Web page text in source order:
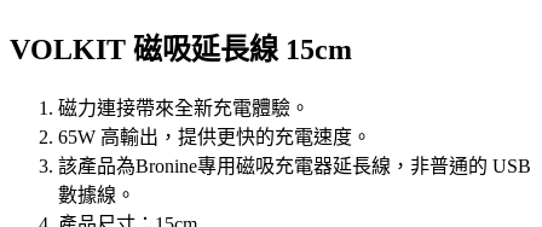
VOLKIT 磁吸延長線 15cm
磁力連接帶來全新充電體驗。
65W 高輸出，提供更快的充電速度。
該產品為Bronine專用磁吸充電器延長線，非普通的 USB
數據線。